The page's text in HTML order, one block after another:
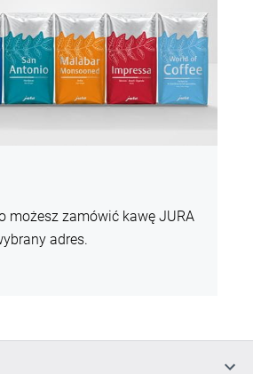
możesz zamówić kawę JURA
adres.